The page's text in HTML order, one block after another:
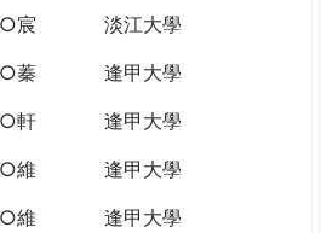
宸
淡江大學
蓁
逢甲大學
軒
逢甲大學
維
逢甲大學
維
逢甲大學